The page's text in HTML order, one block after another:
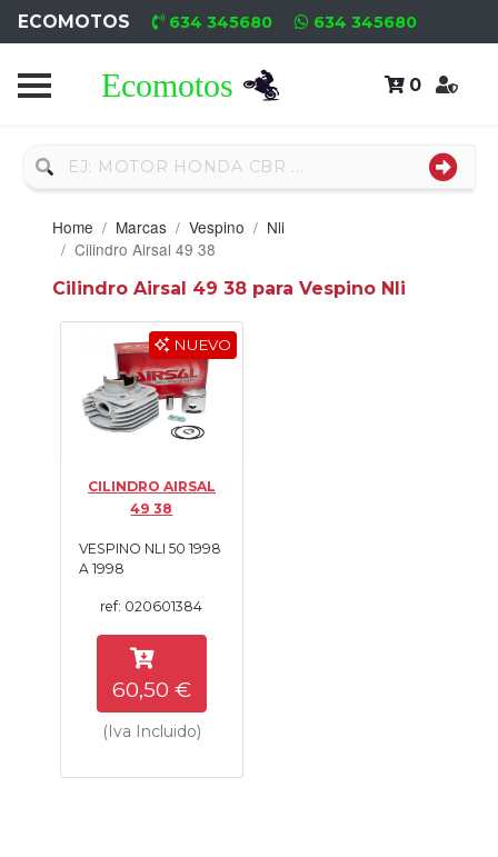
ECOMOTOS 634 345680 634 345680
0
Home
Usado
Neumáticos
Campa
Motores
Nuevos
Motores
Usados
Empresa
Contacto
Home Marcas Vespino
Nli
Cilindro Airsal 49 38
Cilindro Airsal 49 38 para Vespino Nli
NUEVO
CILINDRO AIRSAL
49 38
VESPINO NLI 50 1998
A 1998
ref: 020601384
60,50 €
(Iva Incluido)